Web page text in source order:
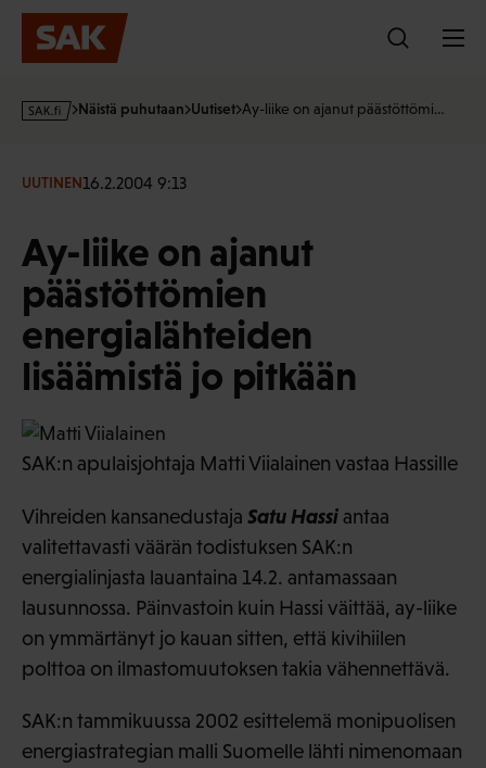
Hyppää
sisältöön
s
·
Näistä puhutaan Uutiset Ay-liike on ajanut päästöttömi…
UUTINEN16.2.2004 9:13
Ay-liike on ajanut
päästöttömien
energialähteiden
lisäämistä jo pitkään
SAK:n apulaisjohtaja Matti Viialainen vastaa Hassille
Vihreiden kansanedustaja Satu Hassi antaa
valitettavasti väärän todistuksen SAK:n
energialinjasta lauantaina 14.2. antamassaan
lausunnossa. Päinvastoin kuin Hassi väittää, ay-liike
on ymmärtänyt jo kauan sitten, että kivihiilen
polttoa on ilmastomuutoksen takia vähennettävä.
SAK:n tammikuussa 2002 esittelemä monipuolisen
energiastrategian malli Suomelle lähti nimenomaan